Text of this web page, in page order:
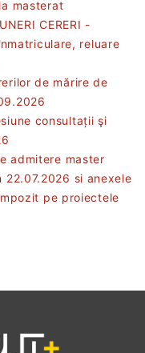
masterat
CERERI -
reluare
de mărire de
consultații şi
admitere master
22.07.2026 si anexele
pe proiectele